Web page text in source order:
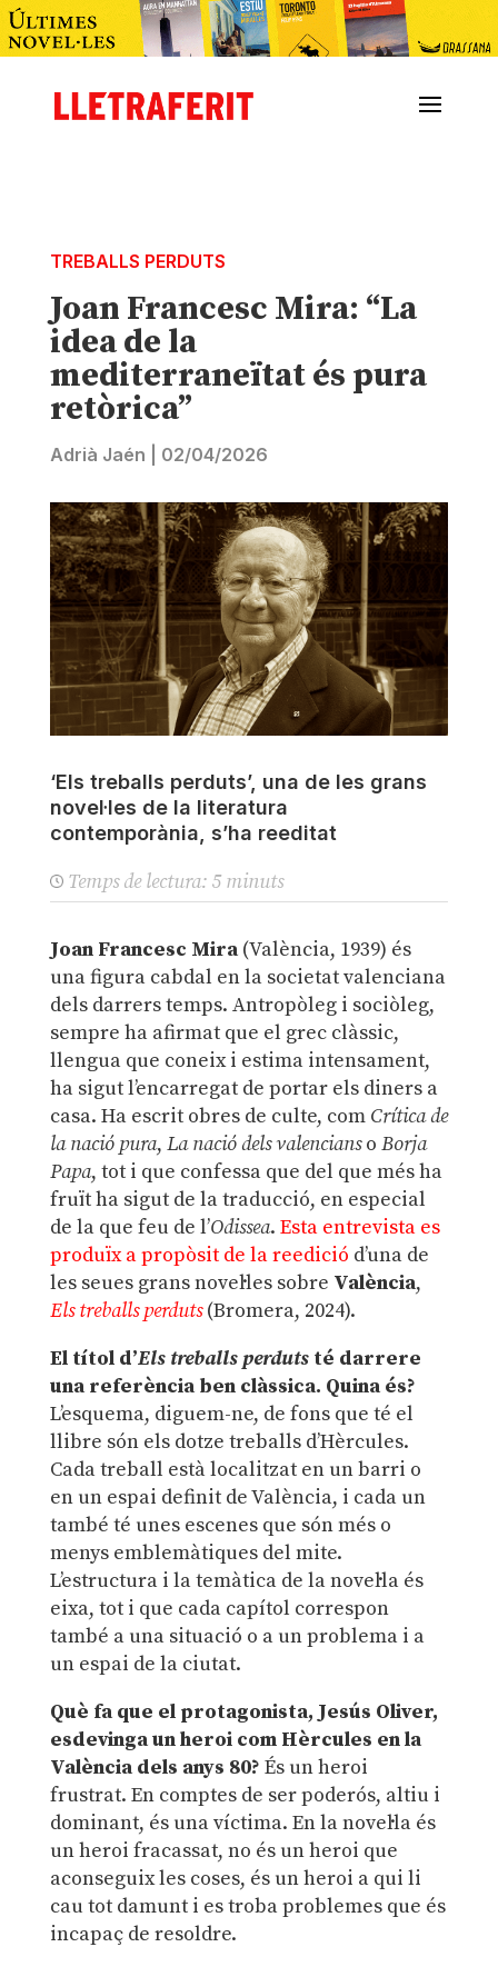
TREBALLS PERDUTS
Joan Francesc Mira: “La
idea de la
mediterraneïtat és pura
retòrica”
Adrià Jaén 02/04/2026
‘Els treballs perduts’, una de les grans
novel·les de la literatura
contemporània, s’ha reeditat
Temps de lectura: 5 minuts
Joan Francesc Mira(València, 1939) és
una figura cabdal en la societat valenciana
dels darrers temps. Antropòleg i sociòleg,
sempre ha afirmat que el grec clàssic,
llengua que coneix i estima intensament,
ha sigut l’encarregat de portar els diners a
casa. Ha escrit obres de culte, com Crítica de
la nació pura, La nació dels valencianso Borja
Papa, tot i que confessa que del que més ha
fruït ha sigut de la traducció, en especial
de la que feu de l’Odissea. Esta entrevista es
produïx a propòsit de la reedició d’una de
les seues grans novel·les sobre València,
Els treballs perduts(Bromera, 2024).
El títol d’Els treballs perduts té darrere
una referència ben clàssica. Quina és?
L’esquema, diguem-ne, de fons que té el
llibre són els dotze treballs d’Hèrcules.
Cada treball està localitzat en un barri o
en un espai definit de València, i cada un
també té unes escenes que són més o
menys emblemàtiques del mite.
L’estructura i la temàtica de la novel·la és
eixa, tot i que cada capítol correspon
també a una situació o a un problema i a
un espai de la ciutat.
Què fa que el protagonista, Jesús Oliver,
esdevinga un heroi com Hèrcules en la
València dels anys 80? És un heroi
frustrat. En comptes de ser poderós, altiu i
dominant, és una víctima. En la novel·la és
un heroi fracassat, no és un heroi que
aconseguix les coses, és un heroi a qui li
cau tot damunt i es troba problemes que és
incapaç de resoldre.